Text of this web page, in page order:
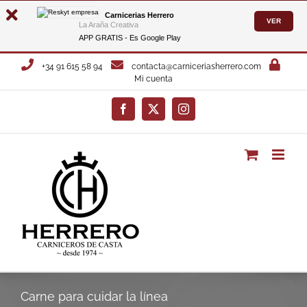
Carnicerias Herrero
La Araña Creativa
APP GRATIS - Es Google Play
VER
Saltar
+34 91 615 58 94
contacta@carniceriasherrero.com
Mi cuenta
Facebook
X Instagram
Carne para cuidar la línea